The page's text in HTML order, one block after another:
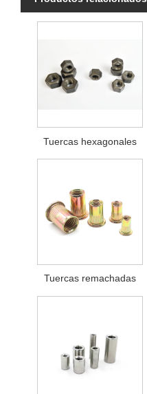
Tuercas hexagonales
Tuercas remachadas